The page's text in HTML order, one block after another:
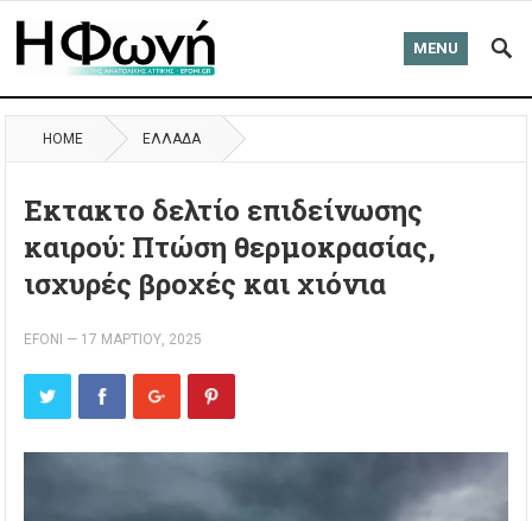
MENU
HOME ΈΛΛΑΔΑ
Εκτακτο δελτίο επιδείνωσης
καιρού: Πτώση θερμοκρασίας,
ισχυρές βροχές και χιόνια
EFONI — 17 ΜΑΡΤΊΟΥ, 2025